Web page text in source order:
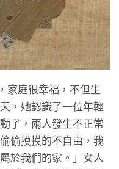
家庭很幸福，不但生
，她認識了一位年輕
了，兩人發生不正常
偷摸摸的不自由，我
於我們的家。」女人